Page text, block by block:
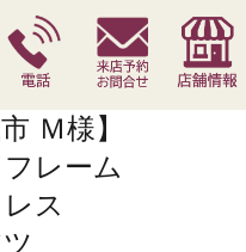
腰痛対策寝具 季節寝具
Ｍ様】
レーム
ス